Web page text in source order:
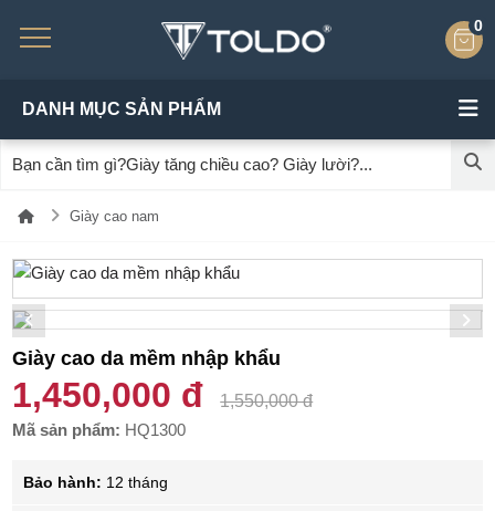
0
DANH MỤC SẢN PHẨM
Giày cao nam
Giày cao da mềm nhập khẩu
1,450,000 đ
1,550,000 đ
Mã sản phẩm: HQ1300
Bảo hành: 12 tháng